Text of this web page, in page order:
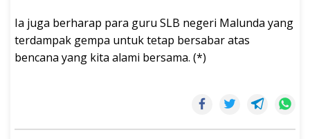
Ia juga berharap para guru SLB negeri Malunda yang
terdampak gempa untuk tetap bersabar atas
bencana yang kita alami bersama. (*)